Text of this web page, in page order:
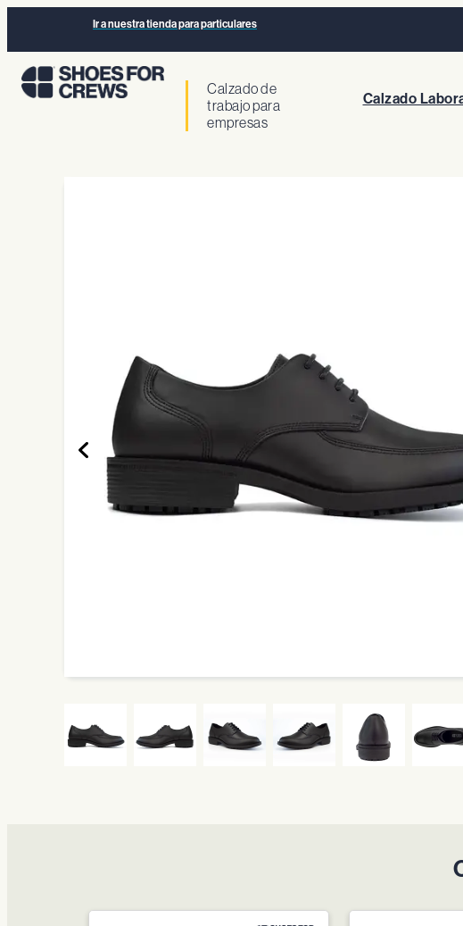
Ir a nuestra tienda para particulares
Calzado de
trabajo para
empresas
Calzado